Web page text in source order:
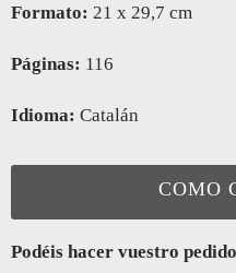
Formato: 21 x 29,7 cm
Páginas: 116
Idioma: Catalán
COMO
Podéis hacer vuestro